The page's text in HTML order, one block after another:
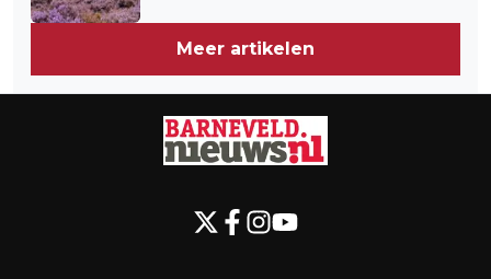
Meer artikelen